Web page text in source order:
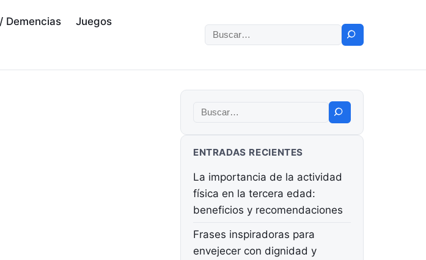
Demencias Juegos
Buscar:
Buscar:
ENTRADAS RECIENTES
La importancia de la actividad
física en la tercera edad:
beneficios y recomendaciones
Frases inspiradoras para
envejecer con dignidad y